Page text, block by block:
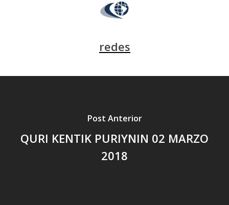
redes
Post Anterior
QURI KENTIK PURIYNIN 02 MARZO
2018